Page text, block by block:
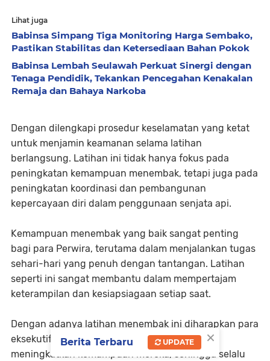
Lihat juga
Babinsa Simpang Tiga Monitoring Harga Sembako,
Pastikan Stabilitas dan Ketersediaan Bahan Pokok
Babinsa Lembah Seulawah Perkuat Sinergi dengan
Tenaga Pendidik, Tekankan Pencegahan Kenakalan
Remaja dan Bahaya Narkoba
Dengan dilengkapi prosedur keselamatan yang ketat
untuk menjamin keamanan selama latihan
berlangsung. Latihan ini tidak hanya fokus pada
peningkatan kemampuan menembak, tetapi juga pada
peningkatan koordinasi dan pembangunan
kepercayaan diri dalam penggunaan senjata api.
Kemampuan menembak yang baik sangat penting
bagi para Perwira, terutama dalam menjalankan tugas
sehari-hari yang penuh dengan tantangan. Latihan
seperti ini sangat membantu dalam mempertajam
keterampilan dan kesiapsiagaan setiap saat.
Dengan adanya latihan menembak ini diharapkan para
eksekutif dan Perwira Tinggi dapat terus
meningkatkan kemampuan mereka, sehingga selalu
×
Berita Terbaru UPDATE